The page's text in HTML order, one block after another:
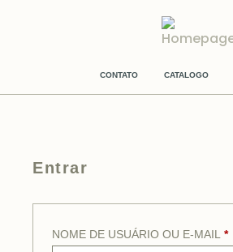
CONTATO CATALOGO
Entrar
NOME DE USUÁRIO OU E-MAIL *